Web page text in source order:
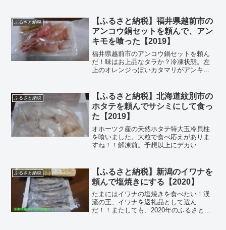
ω･) ほぼ、くいものしか頼まない。選ん
だのは、H...
ふるさと納税
【ふるさと納税】福井県越前市の
アンコウ鍋セットを頼んで、アン
キモを喰った【2019】
福井県越前市のアンコウ鍋セットを頼ん
だ！味はお上品なタラか？冷凍状態。左
上のオレンジっぽいカタマリがアンキ
を検討することに。届く頃には寒くなっ
てるから、という思考。...
ふるさと納税
【ふるさと納税】北海道紋別市の
ホタテを頼んでサシミにして食っ
た【2019】
オホーツク産の天然ホタテ特大玉冷貝柱
を喰いました。大粒で食べ応えがありま
すね！！解凍前。予想以上にデカい
そして返礼品として、大粒の天然ホタテ
1kgをゲッツした！！コレは...
ふるさと納税
【ふるさと納税】新潟のイワナを
頼んで塩焼きにする【2020】
たまにはイワナの塩焼きを食べたい！渓
流の王、イワナを返礼品として選ん
だ！！またしても、2020年のふるさと納